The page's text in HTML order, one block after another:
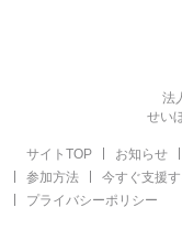
法
せい
サイトTOP お知らせ
参加方法
今すぐ支援
プライバシーポリシー